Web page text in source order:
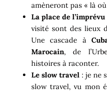
amèneront pas « là
La place de l’imprévu
visité sont des lieux
Une cascade à
Marocain, de
histoires à raconter.
Le slow travel : je ne
slow travel, vu mon